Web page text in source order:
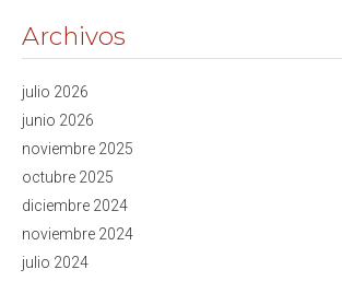
Archivos
julio 2026
junio 2026
noviembre 2025
octubre 2025
diciembre 2024
noviembre 2024
julio 2024